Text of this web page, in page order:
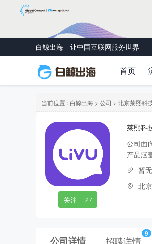
白鲸出海—让中国互联网服务世界
首页
当前位置 : 白鲸出海 > 公司 > 北京莱熙科
关注 | 27
莱熙科
公司面
产品涵
暂无
北
公司详情 招聘详情
9